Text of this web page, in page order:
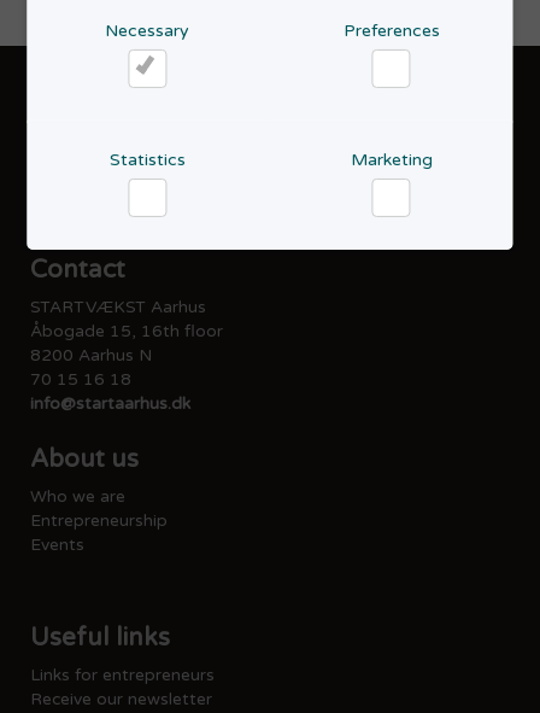
Necessary Preferences
Statistics Marketing
Privacy policy
Accessibility statement
Contact
STARTVÆKST Aarhus
Åbogade 15, 16th floor
8200 Aarhus N
70 15 16 18
info@startaarhus.dk
About us
Who we are
Entrepreneurship
Events
Useful links
Links for entrepreneurs
Receive our newsletter